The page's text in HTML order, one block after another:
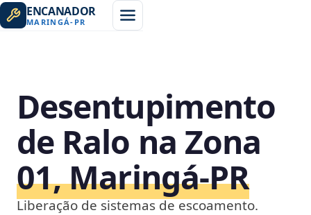
ENCANADOR
MARINGÁ- PR
Desentupimento
de Ralo na Zona
01, Maringá‑PR
Liberação de sistemas de escoamento.